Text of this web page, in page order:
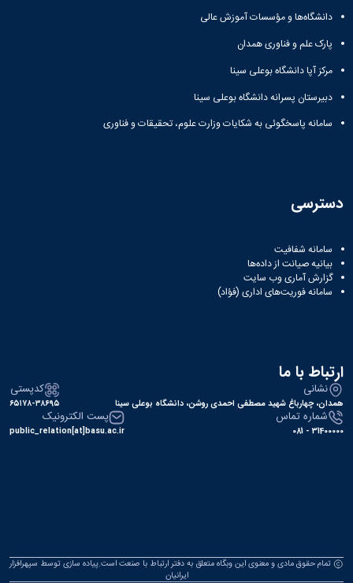
دانشگاه‌ها و مؤسسات آموزش عالی
پارک علم و فناوری همدان
مرکز آپا دانشگاه بوعلی سینا
دبیرستان پسرانه دانشگاه بوعلی سینا
سامانه پاسخگوئی به شکایات وزارت علوم، تحقیقات و فناوری
دسترسی
سامانه شفافیت
بیانیه صیانت از داده‌ها
گزارش آماری وب‌ سایت
سامانه فوریت‌های اداری (فؤاد)
ارتباط با ما
نشانی
همدان، چهارباغ شهید مصطفی احمدی روشن، دانشگاه بوعلی سینا
کدپستی
۶۵۱۷۸-۳۸۶۹۵
شماره تماس
31400000 - 081
پست الکترونیک
public_relation[at]basu.ac.ir
تمام حقوق مادی و معنوی این وبگاه متعلق به دفتر ارتباط با صنعت است.پیاده سازی توسط سپهرافزار
ایرانیان